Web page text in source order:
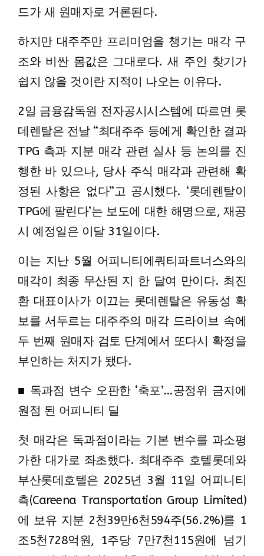
드가 새 원매자로 거론된다.
하지만 대주주만 프리미엄을 챙기는 매각 구
조와 비싼 몸값은 그대로다. 새 주인 찾기가
쉽지 않을 것이란 지적이 나오는 이유다.
2일 금융감독원 전자공시시스템에 따르면 롯
데렌탈은 전날 “최대주주 등에게 확인한 결과
TPG 측과 지분 매각 관련 실사 등 논의를 진
행한 바 있으나, 당사 주식 매각과 관련해 확
정된 사항은 없다”고 공시했다. ‘롯데렌탈이
TPG에 팔린다’는 보도에 대한 해명으로, 재공
시 예정일은 이달 31일이다.
이는 지난 5월 어피니티에쿼티파트너스와의
매각이 최종 무산된 지 한 달여 만이다. 최진
환 대표이사가 이끄는 롯데렌탈은 유동성 확
보를 서두르는 대주주의 매각 드라이브 속에
두 번째 원매자 검토 단계에서 또다시 확정을
부인하는 처지가 됐다.
■ 독과점 변수 오판한 ‘축포’…공정위 금지에
원점 된 어피니티 딜
첫 매각은 독과점이라는 기본 변수를 과소평
가한 대가로 좌초했다. 최대주주 호텔롯데와
부산롯데호텔은 2025년 3월 11일 어피니티
측(Careena Transportation Group Limited)
에 보유 지분 2천39만6천594주(56.2%)를 1
조5천728억원, 1주당 7만7천115원에 넘기